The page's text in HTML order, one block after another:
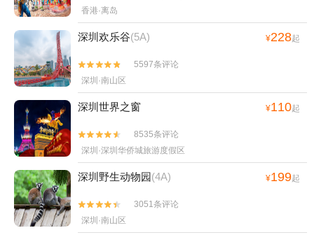
香港·离岛
深圳欢乐谷(5A) ¥228起


5597条评论
深圳·南山区
深圳世界之窗 ¥110起


8535条评论
深圳·深圳华侨城旅游度假区
深圳野生动物园(4A) ¥199起


3051条评论
深圳·南山区